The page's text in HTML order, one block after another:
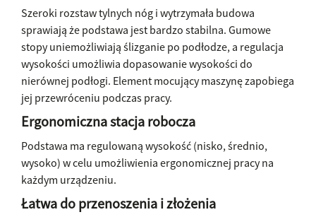
Szeroki rozstaw tylnych nóg i wytrzymała budowa
sprawiają że podstawa jest bardzo stabilna. Gumowe
stopy uniemożliwiają ślizganie po podłodze, a regulacja
wysokości umożliwia dopasowanie wysokości do
nierównej podłogi. Element mocujący maszynę zapobiega
jej przewróceniu podczas pracy.
Ergonomiczna stacja robocza
Podstawa ma regulowaną wysokość (nisko, średnio,
wysoko) w celu umożliwienia ergonomicznej pracy na
każdym urządzeniu.
Łatwa do przenoszenia i złożenia